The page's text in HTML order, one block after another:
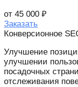
от 45 000 ₽
Заказать
Конверсионное
Улучшение
улучшении
посадочных
отслеживания